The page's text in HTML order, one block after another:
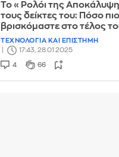
Το «Ρολόι της
τους δείκτες του: Πόσο
βρισκόμαστε στο τέλος
ΤΕΧΝΟΛΟΓΙΑ ΚΑΙ ΕΠΙΣΤΗΜΗ
17:43, 28.01.2025
4 66